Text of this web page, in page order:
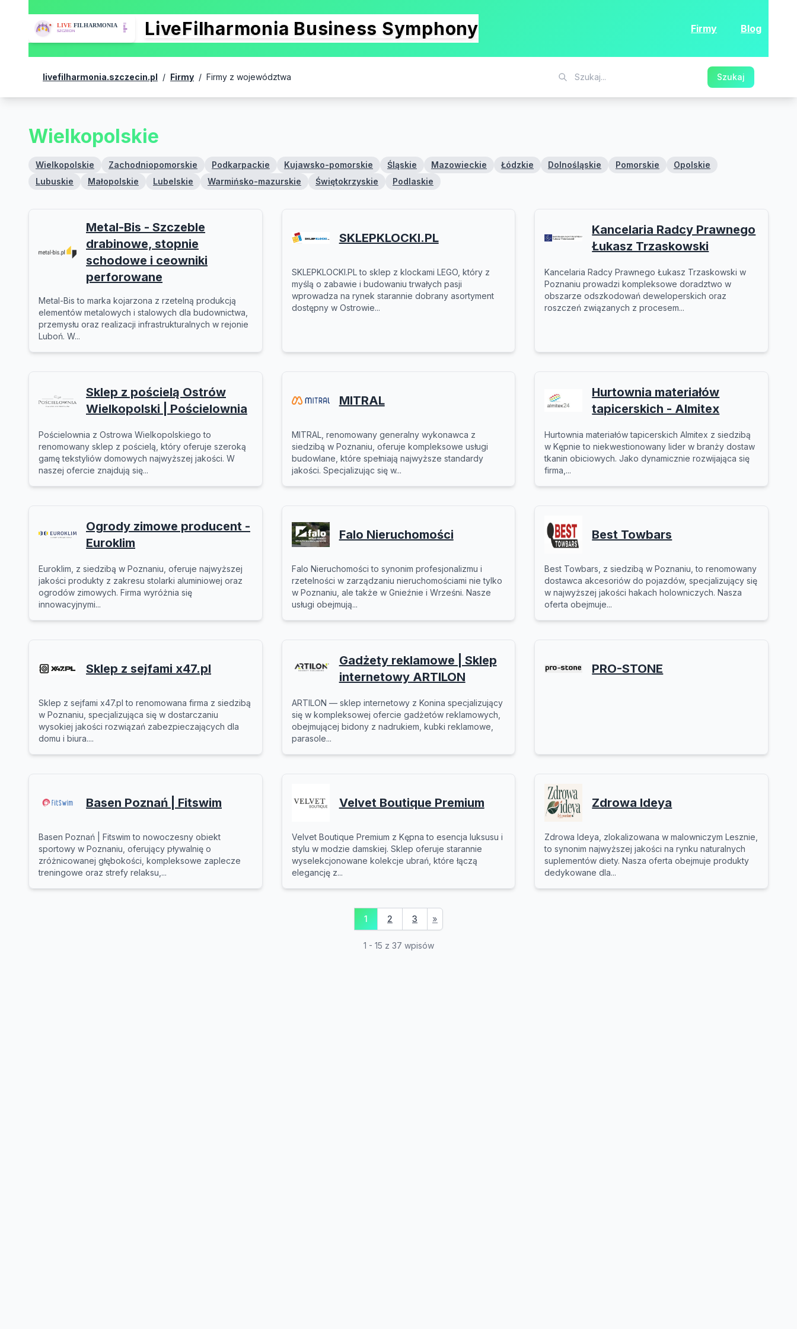
LiveFilharmonia Business Symphony Firmy Blog
livefilharmonia.szczecin.pl / Firmy / Firmy z województwa Szukaj
Wielkopolskie
Wielkopolskie Zachodniopomorskie Podkarpackie Kujawsko-pomorskie Śląskie Mazowieckie Łódzkie Dolnośląskie Pomorskie
Opolskie
Lubuskie
Małopolskie Lubelskie Warmińsko-mazurskie Świętokrzyskie Podlaskie
Metal-Bis - Szczeble
drabinowe, stopnie
schodowe i ceowniki
perforowane
Metal-Bis to marka kojarzona z rzetelną produkcją
elementów metalowych i stalowych dla budownictwa,
przemysłu oraz realizacji infrastrukturalnych w rejonie
Luboń. W...
SKLEPKLOCKI.PL
SKLEPKLOCKI.PL to sklep z klockami LEGO, który z
myślą o zabawie i budowaniu trwałych pasji
wprowadza na rynek starannie dobrany asortyment
dostępny w Ostrowie...
Kancelaria Radcy Prawnego
Łukasz Trzaskowski
Kancelaria Radcy Prawnego Łukasz Trzaskowski w
Poznaniu prowadzi kompleksowe doradztwo w
obszarze odszkodowań deweloperskich oraz
roszczeń związanych z procesem...
Sklep z pościelą Ostrów
Wielkopolski | Pościelownia
Pościelownia z Ostrowa Wielkopolskiego to
renomowany sklep z pościelą, który oferuje szeroką
gamę tekstyliów domowych najwyższej jakości. W
naszej ofercie znajdują się...
MITRAL
MITRAL, renomowany generalny wykonawca z
siedzibą w Poznaniu, oferuje kompleksowe usługi
budowlane, które spełniają najwyższe standardy
jakości. Specjalizując się w...
Hurtownia materiałów
tapicerskich - Almitex
Hurtownia materiałów tapicerskich Almitex z siedzibą
w Kępnie to niekwestionowany lider w branży dostaw
tkanin obiciowych. Jako dynamicznie rozwijająca się
firma,...
Ogrody zimowe producent -
Euroklim
Euroklim, z siedzibą w Poznaniu, oferuje najwyższej
jakości produkty z zakresu stolarki aluminiowej oraz
ogrodów zimowych. Firma wyróżnia się
innowacyjnymi...
Falo Nieruchomości
Falo Nieruchomości to synonim profesjonalizmu i
rzetelności w zarządzaniu nieruchomościami nie tylko
w Poznaniu, ale także w Gnieźnie i Wrześni. Nasze
usługi obejmują...
Best Towbars
Best Towbars, z siedzibą w Poznaniu, to renomowany
dostawca akcesoriów do pojazdów, specjalizujący się
w najwyższej jakości hakach holowniczych. Nasza
oferta obejmuje...
Sklep z sejfami x47.pl
Sklep z sejfami x47.pl to renomowana firma z siedzibą
w Poznaniu, specjalizująca się w dostarczaniu
wysokiej jakości rozwiązań zabezpieczających dla
domu i biura....
Gadżety reklamowe | Sklep
internetowy ARTILON
ARTILON — sklep internetowy z Konina specjalizujący
się w kompleksowej ofercie gadżetów reklamowych,
obejmującej bidony z nadrukiem, kubki reklamowe,
parasole...
PRO-STONE
Basen Poznań | Fitswim
Basen Poznań | Fitswim to nowoczesny obiekt
sportowy w Poznaniu, oferujący pływalnię o
zróżnicowanej głębokości, kompleksowe zaplecze
treningowe oraz strefy relaksu,...
Velvet Boutique Premium
Velvet Boutique Premium z Kępna to esencja luksusu i
stylu w modzie damskiej. Sklep oferuje starannie
wyselekcjonowane kolekcje ubrań, które łączą
elegancję z...
Zdrowa Ideya
Zdrowa Ideya, zlokalizowana w malowniczym Lesznie,
to synonim najwyższej jakości na rynku naturalnych
suplementów diety. Nasza oferta obejmuje produkty
dedykowane dla...
1 2 3 »
1 - 15 z 37 wpisów